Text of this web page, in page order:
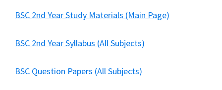
BSC 2nd Year Study Materials (Main Page)
BSC 2nd Year Syllabus (All Subjects)
BSC Question Papers (All Subjects)